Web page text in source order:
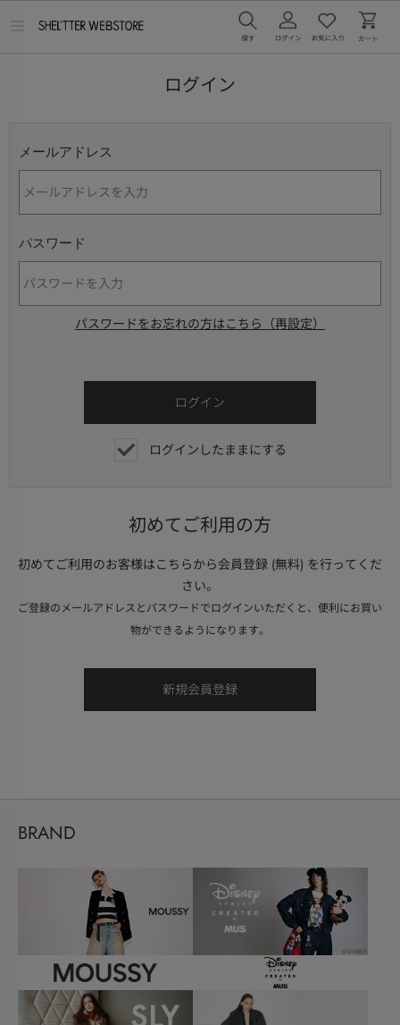
ログイン
メールアドレス
パスワード
パスワードをお忘れの方はこちら（再設定）
ログインしたままにする
初めてご利用の方
初めてご利用のお客様はこちらから会員登録 (無料) を行ってくだ
さい。
ご登録のメールアドレスとパスワードでログインいただくと、便利にお買い
物ができるようになります。
BRAND